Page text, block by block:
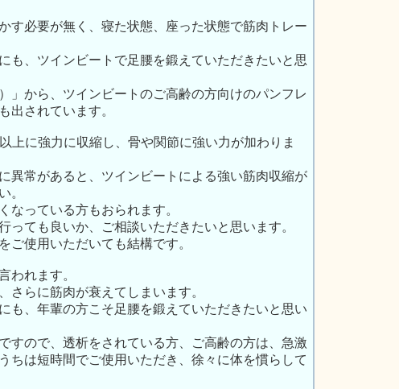
す必要が無く、寝た状態、座った状態で筋肉トレー
も、ツインビートで足腰を鍛えていただきたいと思
」から、ツインビートのご高齢の方向けのパンフレ
出されています。
上に強力に収縮し、骨や関節に強い力が加わりま
異常があると、ツインビートによる強い筋肉収縮が
。
なっている方もおられます。
ても良いか、ご相談いただきたいと思います。
ご使用いただいても結構です。
われます。
さらに筋肉が衰えてしまいます。
も、年輩の方こそ足腰を鍛えていただきたいと思い
すので、透析をされている方、ご高齢の方は、急激
ちは短時間でご使用いただき、徐々に体を慣らして